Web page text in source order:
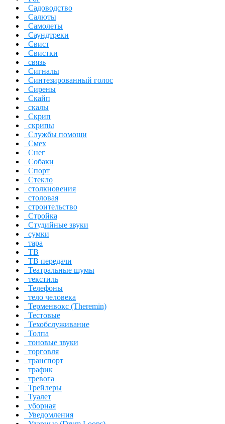
Садоводство
Салюты
Самолеты
Саундтреки
Свист
Свистки
связь
Сигналы
Синтезированный голос
Сирены
Скайп
скалы
Скрип
скрипы
Службы помощи
Смех
Снег
Собаки
Спорт
Стекло
столкновения
столовая
строительство
Стройка
Студийные звуки
сумки
тара
ТВ
ТВ передачи
Театральные шумы
текстиль
Телефоны
тело человека
Терменвокс (Theremin)
Тестовые
Техобслуживание
Толпа
тоновые звуки
торговля
транспорт
трафик
тревога
Трейлеры
Туалет
уборная
Уведомления